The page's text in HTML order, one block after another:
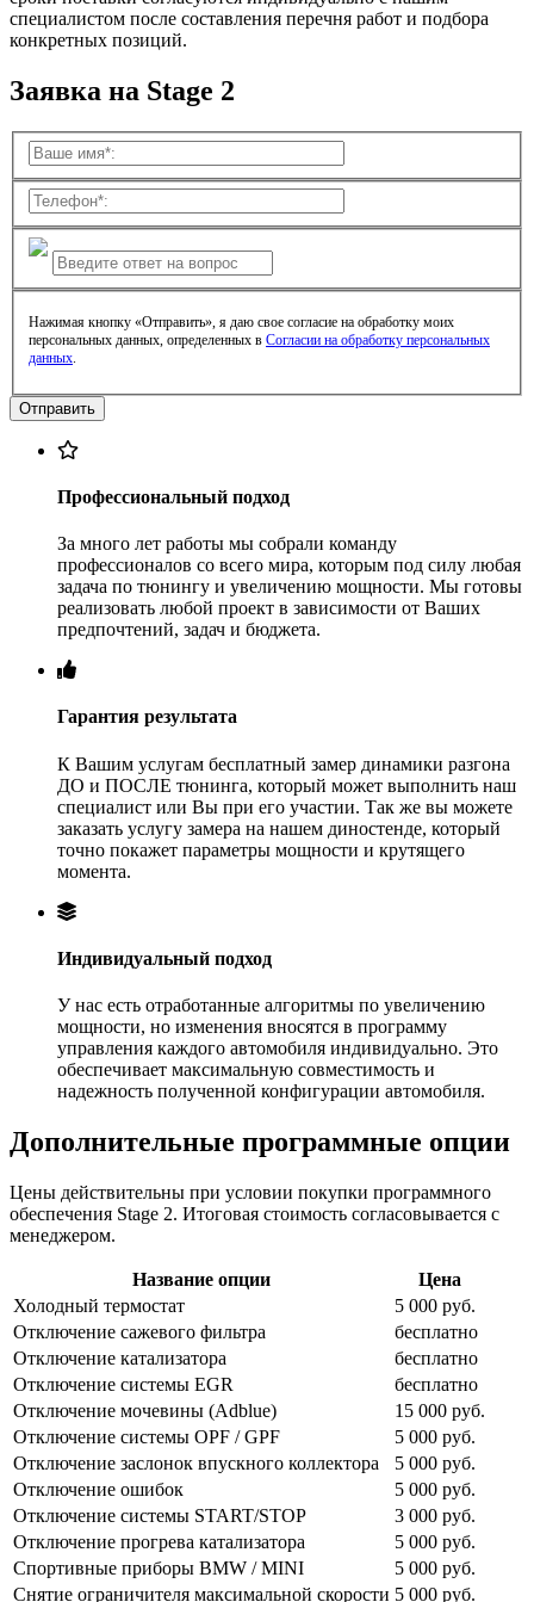
специалистом после составления перечня работ и подбора
конкретных позиций.
Заявка на Stage 2
Нажимая кнопку «Отправить», я даю свое согласие на обработку моих
персональных данных, определенных в Согласии на обработку персональных
данных
Профессиональный подход
За много лет работы мы собрали команду
профессионалов со всего мира, которым под силу любая
задача по тюнингу и увеличению мощности. Мы готовы
реализовать любой проект в зависимости от Ваших
предпочтений, задач и бюджета.
Гарантия результата
К Вашим услугам бесплатный замер динамики разгона
ДО и ПОСЛЕ тюнинга, который может выполнить наш
специалист или Вы при его участии. Так же вы можете
заказать услугу замера на нашем диностенде, который
точно покажет параметры мощности и крутящего
момента.
Индивидуальный подход
У нас есть отработанные алгоритмы по увеличению
мощности, но изменения вносятся в программу
управления каждого автомобиля индивидуально. Это
обеспечивает максимальную совместимость и
надежность полученной конфигурации автомобиля.
Дополнительные программные опции
Цены действительны при условии покупки программного
обеспечения Stage 2. Итоговая стоимость согласовывается с
менеджером.
Название опции
Цена
Холодный термостат
5 000 руб.
Отключение сажевого фильтра
бесплатно
Отключение катализатора
бесплатно
Отключение системы EGR
бесплатно
Отключение мочевины (Adblue)
15 000 руб.
Отключение системы OPF / GPF
5 000 руб.
Отключение заслонок впускного коллектора
5 000 руб.
Отключение ошибок
5 000 руб.
Отключение системы START/STOP
3 000 руб.
Отключение прогрева катализатора
5 000 руб.
Спортивные приборы BMW / MINI
5 000 руб.
Снятие ограничителя максимальной скорости 5 000 руб.